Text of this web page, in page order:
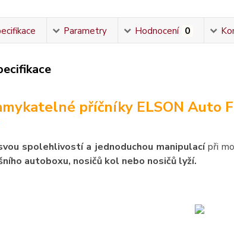
Parametry Hodnocení 0
příčníky ELSON Auto
spolehlivostí a jednoduchou manipulacípři
autoboxu, nosičů kol nebo nosičů lyží.